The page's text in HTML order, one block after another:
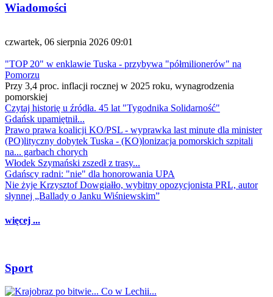
Wiadomości
czwartek, 06 sierpnia 2026 09:01
"TOP 20" w enklawie Tuska - przybywa "półmilionerów" na
Pomorzu
Przy 3,4 proc. inflacji rocznej w 2025 roku, wynagrodzenia
pomorskiej
Czytaj historię u źródła. 45 lat "Tygodnika Solidarność"
Gdańsk upamiętnił...
Prawo prawa koalicji KO/PSL - wyprawka last minute dla minister
(PO)lityczny dobytek Tuska - (KO)lonizacja pomorskich szpitali
na... garbach chorych
Włodek Szymański zszedł z trasy...
Gdańscy radni: "nie" dla honorowania UPA
Nie żyje Krzysztof Dowgiałło, wybitny opozycjonista PRL, autor
słynnej „Ballady o Janku Wiśniewskim”
więcej ...
Sport